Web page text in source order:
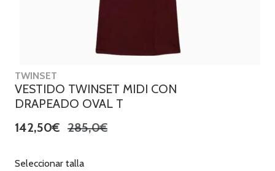
TWINSET
VESTIDO TWINSET MIDI CON
DRAPEADO OVAL T
142,50€ 285,0€
Seleccionar talla